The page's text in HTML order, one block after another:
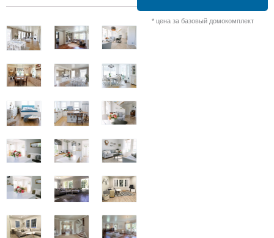
* цена за базовый домокомплект